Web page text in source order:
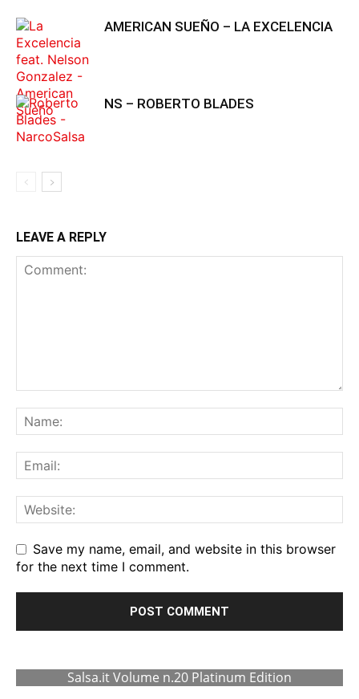
AMERICAN SUEÑO – LA EXCELENCIA
NS – ROBERTO BLADES
LEAVE A REPLY
Save my name, email, and website in this browser
for the next time I comment.
Salsa.it Volume n.20 Platinum Edition